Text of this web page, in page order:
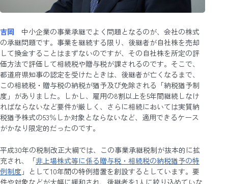
吉岡 中小企業の事業承継でよく問題となるのが、会社の株式
の承継問題です。事業を継続する限り、後継者が自社株を売却
して換金することはまずないのですが、その自社株を所定の評
価方法で評価して相続税や贈与税が課されるのです。そこで、
都道府県知事の認定を受けたときは、後継者が亡くなるまで、
この相続税・贈与税の納税が猶予及び免除される「納税猶予制
度」がありました。しかし、雇用の8割以上を5年間継続しなけ
ればならないなど要件が厳しく、さらに相続においては実質納
税猶予株式の53％しか対象とならないなど、適用できるケース
がかなり限定的だったのです。
平成30年の税制改正大綱では、この事業承継税制が抜本的に拡
充され、「非上場株式等に係る贈与税・相続税の納税猶予の特
例制度 」として10年間の特例措置を創設するとしています。要